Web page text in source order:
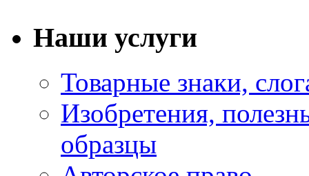
Наши услуги
Товарные знаки,
Изобретения,
образцы